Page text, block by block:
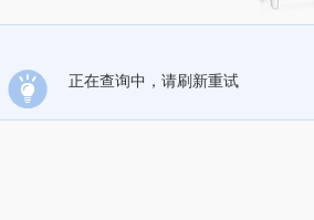
正在查询中，请刷新重试